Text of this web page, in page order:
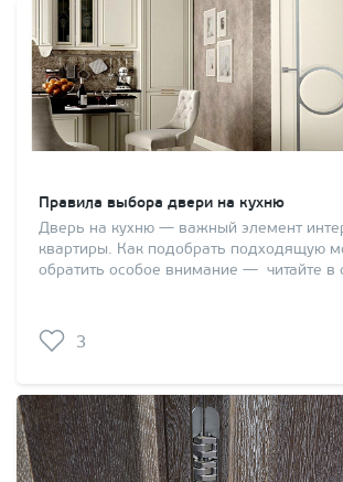
Правила выбора двери на кухню
Дверь на кухню — важный элемент
квартиры. Как подобрать подходящую
обратить особое внимание — читайте в
3